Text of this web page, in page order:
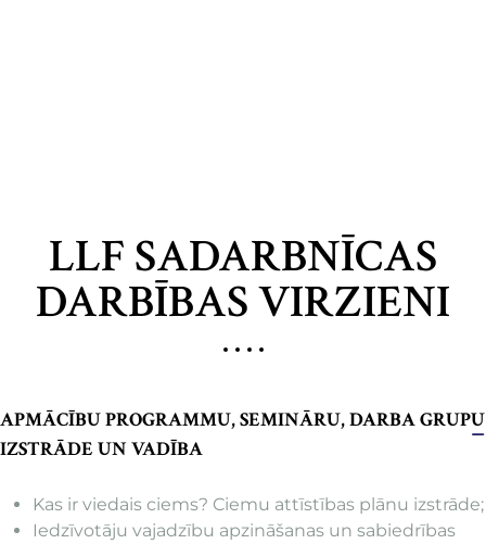
LLF SADARBNĪCAS
DARBĪBAS VIRZIENI
APMĀCĪBU PROGRAMMU, SEMINĀRU, DARBA GRUPU
IZSTRĀDE UN VADĪBA
Kas ir viedais ciems? Ciemu attīstības plānu izstrāde;
Iedzīvotāju vajadzību apzināšanas un sabiedrības